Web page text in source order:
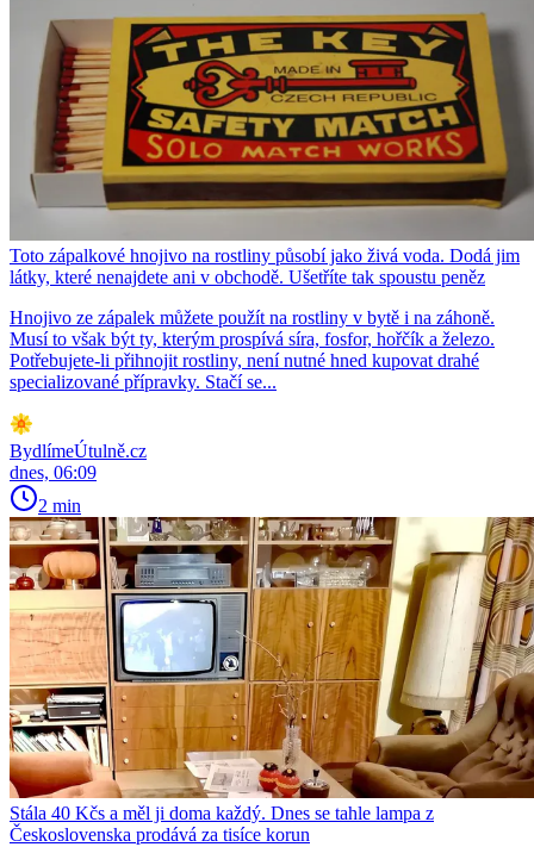
Toto zápalkové hnojivo na rostliny působí jako živá voda. Dodá jim
látky, které nenajdete ani v obchodě. Ušetříte tak spoustu peněz
Hnojivo ze zápalek můžete použít na rostliny v bytě i na záhoně.
Musí to však být ty, kterým prospívá síra, fosfor, hořčík a železo.
Potřebujete-li přihnojit rostliny, není nutné hned kupovat drahé
specializované přípravky. Stačí se...
BydlímeÚtulně.cz
dnes, 06:09
2 min
Stála 40 Kčs a měl ji doma každý. Dnes se tahle lampa z
Československa prodává za tisíce korun